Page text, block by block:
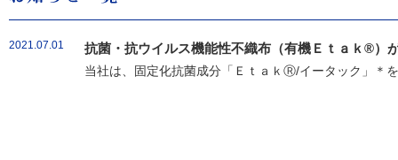
2021.07.01 抗菌・抗ウイルス機能性不織布（有機Ｅｔａｋ®）
当社は、固定化抗菌成分「ＥｔａｋⓇ/イータック」＊